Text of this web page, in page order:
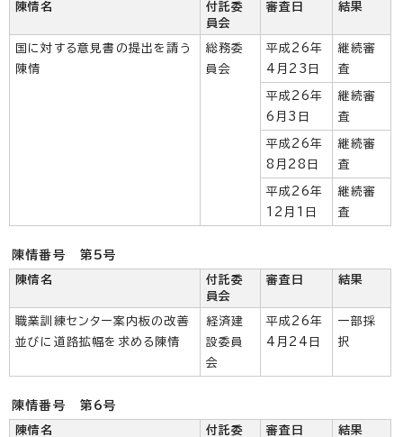
陳情名
付託委
員会
審査日 結果
国に対する意見書の提出を請う
陳情
総務委
員会
平成26年
4月23日
継続審
査
平成26年
6月3日
継続審
査
平成26年
8月28日
継続審
査
平成26年
12月1日
継続審
査
陳情番号 第5号
陳情名
付託委
員会
審査日 結果
職業訓練センター案内板の改善
並びに道路拡幅を求める陳情
経済建
設委員
会
平成26年
4月24日
一部採
択
陳情番号 第6号
陳情名
付託委
審査日 結果